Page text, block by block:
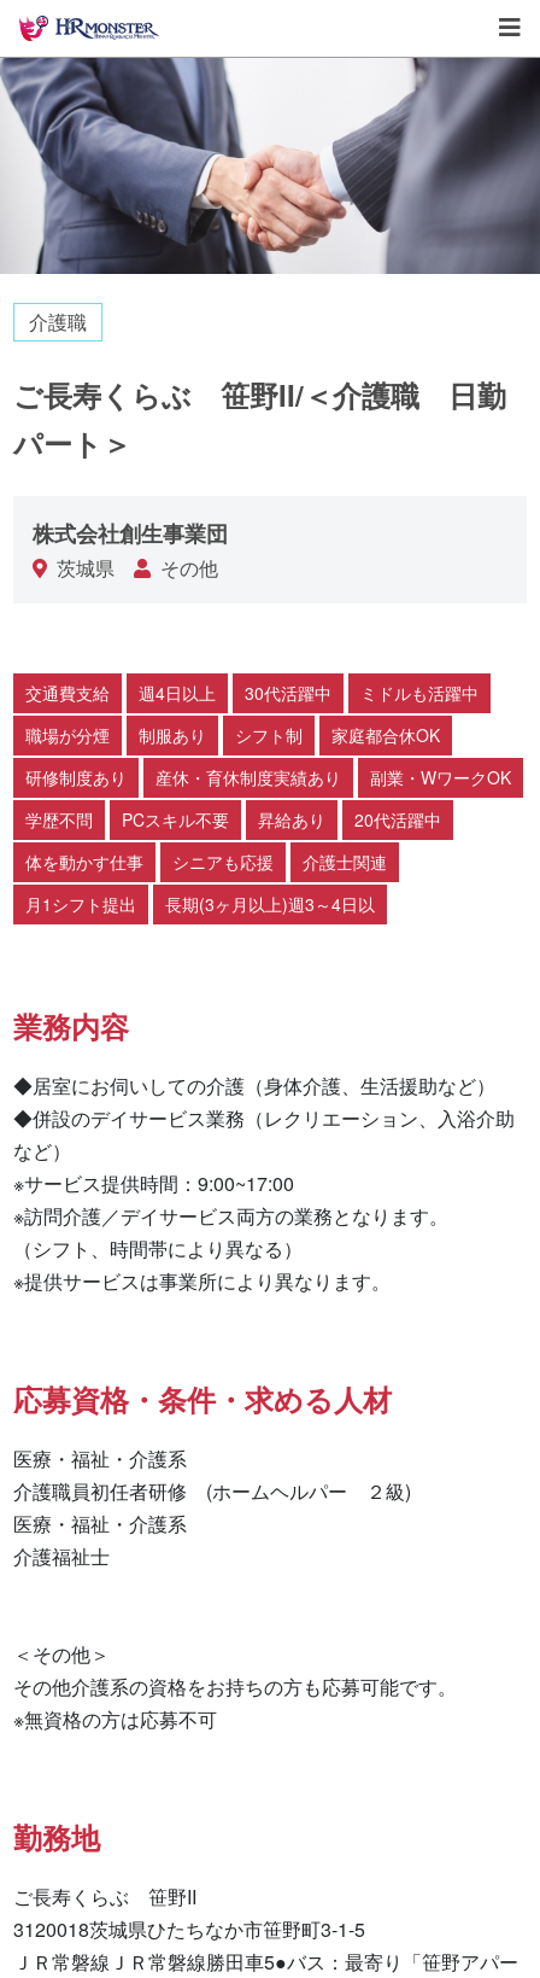
介護職
ご長寿くらぶ 笹野II/＜介護職 日勤
パート＞
株式会社創生事業団
茨城県 その他
交通費支給 週4日以上 30代活躍中
ミドルも活躍中
職場が分煙
制服あり シフト制
家庭都合休OK
研修制度あり
産休・育休制度実績あり
副業・WワークOK
学歴不問
PCスキル不要 昇給あり
20代活躍中
体を動かす仕事
シニアも応援
介護士関連
月1シフト提出
長期(3ヶ月以上)週3～4日以
業務内容
◆居室にお伺いしての介護（身体介護、生活援助など）
◆併設のデイサービス業務（レクリエーション、入浴介助
など）
※サービス提供時間：9:00~17:00
※訪問介護／デイサービス両方の業務となります。
（シフト、時間帯により異なる）
※提供サービスは事業所により異なります。
応募資格・条件・求める人材
医療・福祉・介護系
介護職員初任者研修　(ホームヘルパー　２級)
医療・福祉・介護系
介護福祉士
＜その他＞
その他介護系の資格をお持ちの方も応募可能です。
※無資格の方は応募不可
勤務地
ご長寿くらぶ　笹野II
3120018茨城県ひたちなか市笹野町3-1-5
ＪＲ常磐線ＪＲ常磐線勝田車5●バス：最寄り「笹野アパー